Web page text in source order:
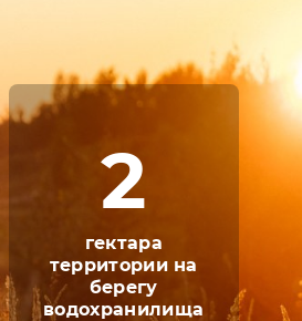
корпоративных
зал, а также
взять их с
чтобы ребятам было
комната,
придумывать
берег» подарит
2
гектара
территории на
берегу
водохранилища